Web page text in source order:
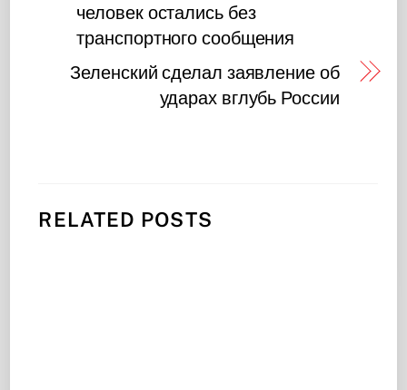
человек остались без
транспортного сообщения
Зеленский сделал заявление об
ударах вглубь России
RELATED POSTS